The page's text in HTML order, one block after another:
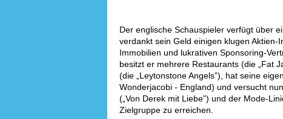
Der englische Schauspieler verfügt über
verdankt sein Geld einigen klugen
Immobilien und lukrativen Sponsoring-
besitzt er mehrere Restaurants (die „Fat
(die „Leytonstone Angels”), hat seine
Wonderjacobi - England) und versucht
(„Von Derek mit Liebe”) und der Mode-
Zielgruppe zu erreichen.